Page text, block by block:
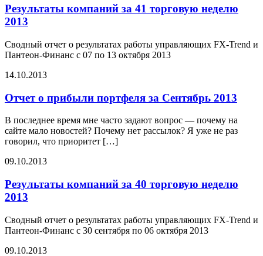
Результаты компаний за 41 торговую неделю
2013
Сводный отчет о результатах работы управляющих FX-Trend и
Пантеон-Финанс с 07 по 13 октября 2013
14.10.2013
Отчет о прибыли портфеля за Сентябрь 2013
В последнее время мне часто задают вопрос — почему на
сайте мало новостей? Почему нет рассылок? Я уже не раз
говорил, что приоритет […]
09.10.2013
Результаты компаний за 40 торговую неделю
2013
Сводный отчет о результатах работы управляющих FX-Trend и
Пантеон-Финанс с 30 сентября по 06 октября 2013
09.10.2013